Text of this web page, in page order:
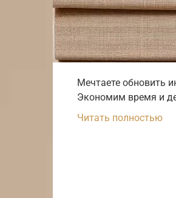
Мечтаете обновить
Экономим время и
Читать полностью